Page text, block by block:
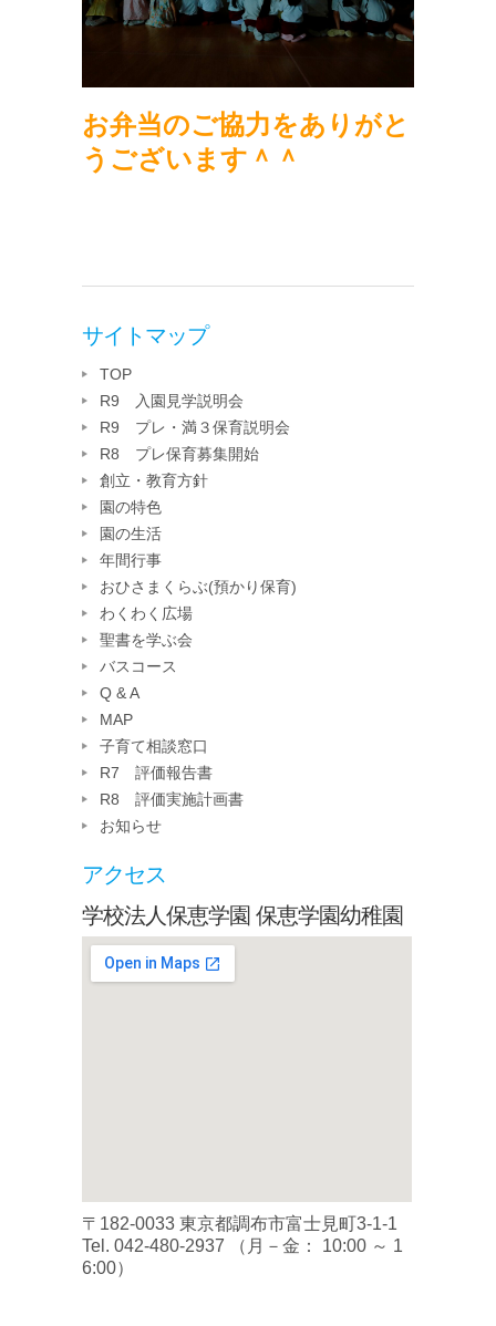
お弁当のご協力をありがと
うございます＾＾
サイトマップ
TOP
R9 入園見学説明会
R9 プレ・満３保育説明会
R8 プレ保育募集開始
創立・教育方針
園の特色
園の生活
年間行事
おひさまくらぶ(預かり保育)
わくわく広場
聖書を学ぶ会
バスコース
Q & A
MAP
子育て相談窓口
R7 評価報告書
R8 評価実施計画書
お知らせ
アクセス
学校法人保恵学園 保恵学園幼稚園
〒182-0033 東京都調布市富士見町3-1-1
Tel. 042-480-2937 （月－金： 10:00 ～ 1
6:00）